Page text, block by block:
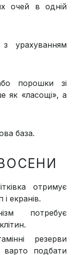
очей в одній
з урахуванням
порошки зі
як «ласощі», а
база.
отримує
екранів.
потребує
резерви
варто подбати